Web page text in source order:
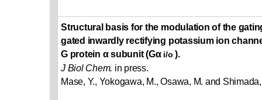
Structural basis for the modulation of the
gated inwardly rectifying potassium ion
G protein α subunit (Gαi/o ).
J Biol Chem. in press.
Mase, Y., Yokogawa, M., Osawa, M. and